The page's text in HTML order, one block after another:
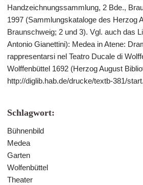
Handzeichnungssammlung, 2 Bde.,
1997 (Sammlungskataloge des Herzog
Braunschweig; 2 und 3). Vgl. auch das
Antonio Gianettini): Medea in Atene:
rappresentarsi nel Teatro Ducale di
Wolffenbüttel 1692 (Herzog August
http://diglib.hab.de/drucke/textb-381/
Schlagwort:
Bühnenbild
Medea
Garten
Wolfenbüttel
Theater